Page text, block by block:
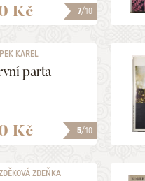
7/10
Kč
5/10
KAREL
parta
Kč
ZDEŇKA